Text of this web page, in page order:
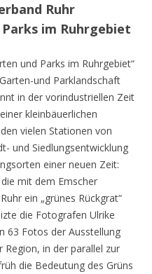
Ruhr
im Ruhrgebiet
und Parks im Ruhrgebiet“
und Parklandschaft
in der vorindustriellen Zeit
kleinbäuerlichen
vielen Stationen von
und Siedlungsentwicklung
einer neuen Zeit:
mit dem Emscher
ein „grünes Rückgrat“
die Fotografen Ulrike
63 Fotos der Ausstellung
Region, in der parallel zur
die Bedeutung des Grüns